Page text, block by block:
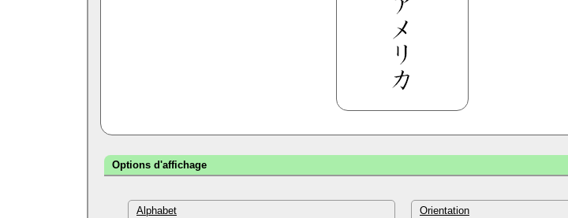
Options d'affichage
Alphabet Orientation